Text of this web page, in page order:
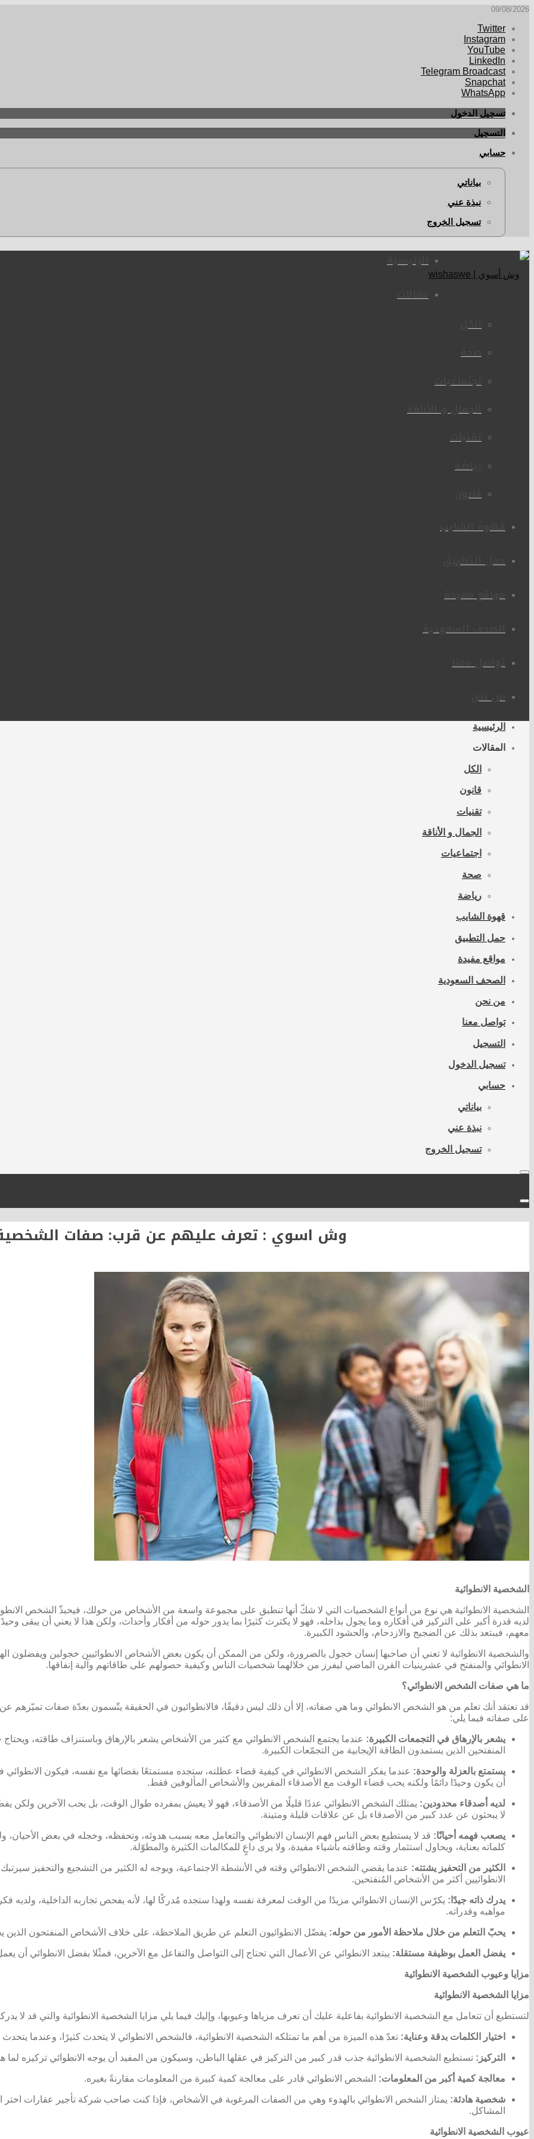
09/08/2026
Twitter
Instagram
YouTube
LinkedIn
Telegram Broadcast
Snapchat
WhatsApp
تسجيل الدخول
التسجيل
حسابي
بياناتي
نبذة عني
تسجيل الخروج
الرئيسية
مقالات
الكل
صحة
اجتماعيات
الجمال و الأناقة
تقنيات
رياضة
قانون
قهوة الشايب
حمل التطبيق
مواقع مفيدة
الصحف السعودية
تواصل معنا
من نحن
الرئيسية
المقالات
الكل
قانون
تقنيات
الجمال و الأناقة
اجتماعيات
صحة
رياضة
قهوة الشايب
حمل التطبيق
مواقع مفيدة
الصحف السعودية
من نحن
تواصل معنا
التسجيل
تسجيل الدخول
حسابي
بياناتي
نبذة عني
تسجيل الخروج
وش اسوي : تعرف عليهم عن قرب: صفات الشخصية
الشخصية الانطوائية
الشخصية الانطوائية هي نوع من أنواع الشخصيات التي لا شكّ أنها تنطبق على مجموعة واسعة من الأشخاص من حولك، فيحبذّ الشخص
لديه قدرة أكبر على التركيز في أفكاره وما يجول بداخله، فهو لا يكترث كثيرًا بما يدور حوله من أفكار وأحداث، ولكن هذا لا يعني أن يبقى
معهم، فيبتعد بذلك عن الضجيج والازدحام، والحشود الكبيرة.
والشخصية الانطوائية لا تعني أن صاحبها إنسان خجول بالضرورة، ولكن من الممكن أن يكون بعض الأشخاص الانطوائيين خجولين ويفضلون
الانطوائي والمنفتح في عشرينيات القرن الماضي ليفرز من خلالهما شخصيات الناس وكيفية حصولهم على طاقاتهم وآلية إنفاقها.
ما هي صفات الشخص الانطوائي؟
قد تعتقد أنك تعلم من هو الشخص الانطوائي وما هي صفاته، إلا أن ذلك ليس دقيقًا، فالانطوائيون في الحقيقة يتّسمون بعدّة صفات
على صفاته فيما يلي:
يشعر بالإرهاق في التجمعات الكبيرة: عندما يجتمع الشخص الانطوائي مع كثير من الأشخاص يشعر بالإرهاق وباستنزاف طاقته،
المنفتحين الذين يستمدون الطاقة الإيجابية من التجمّعات الكبيرة.
يستمتع بالعزلة والوحدة: عندما يفكر الشخص الانطوائي في كيفية قضاء عطلته، ستجده مستمتعًا بقضائها مع نفسه، فيكون الانطوائي
أن يكون وحيدًا دائمًا ولكنه يحب قضاء الوقت مع الأصدقاء المقربين والأشخاص المألوفين فقط.
لديه أصدقاء محدودين: يمتلك الشخص الانطوائي عددًا قليلًا من الأصدقاء، فهو لا يعيش بمفرده طوال الوقت، بل يحب الآخرين ولكن
لا يبحثون عن عدد كبير من الأصدقاء بل عن علاقات قليلة ومتينة.
يصعب فهمه أحيانًا: قد لا يستطيع بعض الناس فهم الإنسان الانطوائي والتعامل معه بسبب هدوئه، وتحفظه، وخجله في بعض
كلماته بعناية، ويحاول استثمار وقته وطاقته بأشياء مفيدة، ولا يرى داعٍ للمكالمات الكثيرة والمطوّلة.
الكثير من التحفيز يشتته: عندما يقضي الشخص الانطوائي وقته في الأنشطة الاجتماعية، ويوجه له الكثير من التشجيع والتحفيز
الانطوائيين أكثر من الأشخاص المُنفتحين.
يدرك ذاته جيدًا: يكرّس الإنسان الانطوائي مزيدًا من الوقت لمعرفة نفسه ولهذا ستجده مُدركًا لها، لأنه يفحص تجاربه الداخلية،
مواهبه وقدراته.
يحبّ التعلم من خلال ملاحظة الأمور من حوله: يفضّل الانطوائيون التعلم عن طريق الملاحظة، على خلاف الأشخاص المنفتحون الذين
يفضل العمل بوظيفة مستقلة: يبتعد الانطوائي عن الأعمال التي تحتاج إلى التواصل والتفاعل مع الآخرين، فمثًلا بفضل الانطوائي
مزايا وعيوب الشخصية الانطوائية
مزايا الشخصية الانطوائية
لتستطيع أن تتعامل مع الشخصية الانطوائية بفاعلية عليك أن تعرف مزياها وعيوبها، وإليك فيما يلي مزايا الشخصية الانطوائية والتي قد لا
اختيار الكلمات بدقة وعناية: تعدّ هذه الميزة من أهم ما تمتلكه الشخصية الانطوائية، فالشخص الانطوائي لا يتحدث كثيرًا، وعندما يتحدث
التركيز: تستطيع الشخصية الانطوائية جذب قدر كبير من التركيز في عقلها الباطن، وسيكون من المفيد أن يوجه الانطوائي تركيزه لما
معالجة كمية أكبر من المعلومات: الشخص الانطوائي قادر على معالجة كمية كبيرة من المعلومات مقارنةً بغيره.
شخصية هادئة: يمتاز الشخص الانطوائي بالهدوء وهي من الصفات المرغوبة في الأشخاص، فإذا كنت صاحب شركة تأجير عقارات اختر
المشاكل.
عيوب الشخصية الانطوائية